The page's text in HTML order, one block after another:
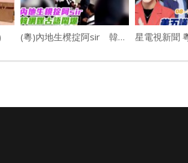
join
(粵)內地生櫈掟阿sir 韓網媒古語鬧爆